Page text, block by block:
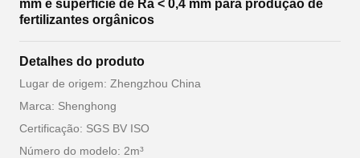
mm e superfície de Ra < 0,4 mm para produção de
fertilizantes orgânicos
Detalhes do produto
Lugar de origem: Zhengzhou China
Marca: Shenghong
Certificação: SGS BV ISO
Número do modelo: 2m³